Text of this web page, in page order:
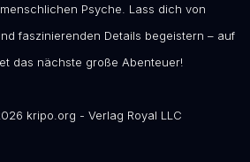
Psyche. Lass dich von
faszinierenden Details begeistern – auf
das nächste große Abenteuer!
kripo.org - Verlag Royal LLC